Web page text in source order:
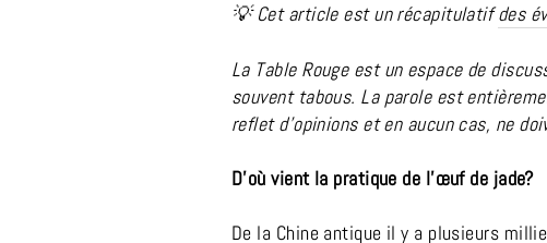
💡 Cet article est un récapitulatifdes
La Table Rouge est un espace de
souvent tabous. La parole est
reflet d'opinions et en aucun cas, ne
D’où vient la pratique de l’œuf de jade?
De la Chine antique il y a plusieurs